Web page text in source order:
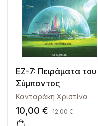
ΕΖ-7: Πειράματα του
Σύμπαντος
Κανταράκη Χριστίνα
10,00 € 12,00€